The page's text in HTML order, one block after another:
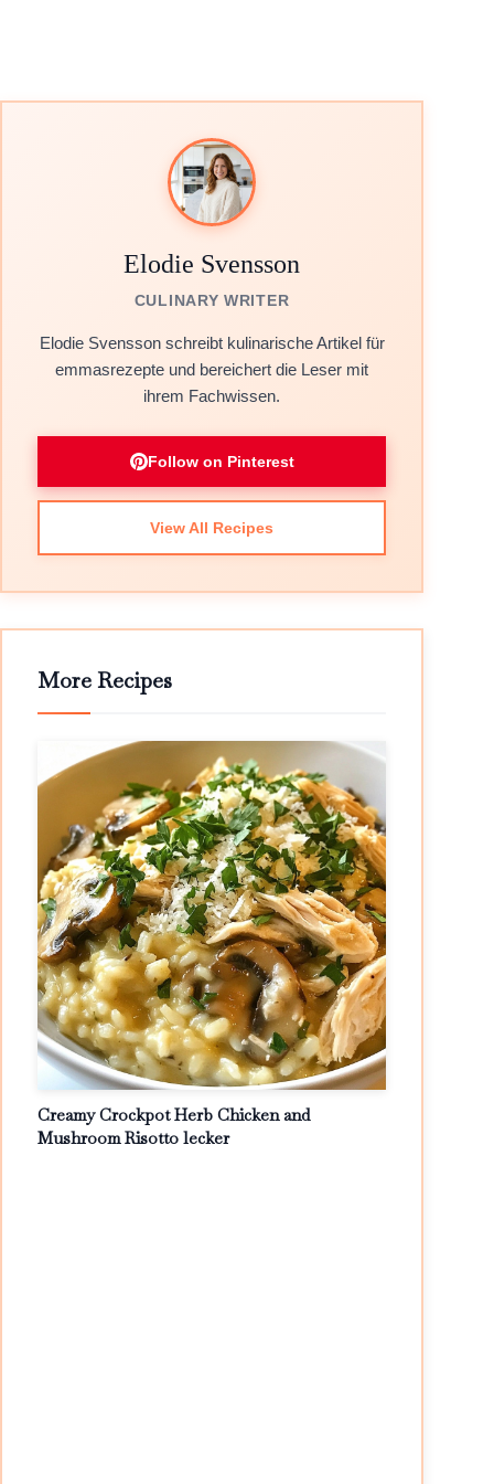
Elodie Svensson
CULINARY WRITER
Elodie Svensson schreibt kulinarische Artikel für
emmasrezepte und bereichert die Leser mit
ihrem Fachwissen.
Follow on Pinterest
View All Recipes
More Recipes
Creamy Crockpot Herb Chicken and
Mushroom Risotto lecker